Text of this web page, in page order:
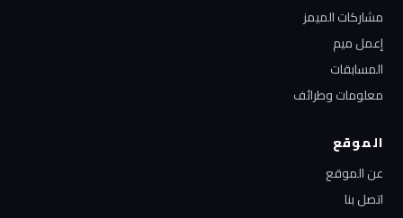
مشاركات الميمز
إعمل ميم
المسابقات
معلومات وطرائف
الموقع
عن الموقع
اتصل بنا